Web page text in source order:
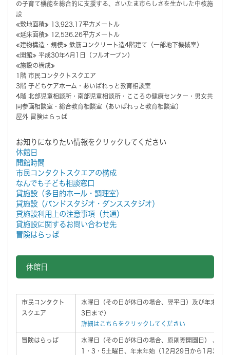
の子育て機能を総合的に支援する、さいたま市らしさを生かした中核施
設
≪敷地面積≫ 13,923.17平方メートル
≪延床面積≫ 12,536.26平方メートル
≪建物構造・規模≫ 鉄筋コンクリート造4階建て（一部地下機械室）
≪開館≫ 平成30年4月1日（フルオープン）
≪施設の構成≫
1階 市民コンタクトスクエア
3階 子どもケアホーム・あいぱれっと教育相談室
4階 北部児童相談所・南部児童相談所・こころの健康センター・男女共
同参画相談室・総合教育相談室（あいぱれっと教育相談室）
屋外 冒険はらっぱ
お知りになりたい情報をクリックしてください
休館日
開館時間
市民コンタクトスクエアの構成
なんでも子ども相談窓口
貸施設（多目的ホール・調理室）
貸施設（バンドスタジオ・ダンススタジオ）
貸施設利用上の注意事項（共通）
貸施設に関するお問い合わせ先
冒険はらっぱ
休館日
市民コンタクト
スクエア
水曜日（その日が休日の場合、翌平日）及び年末年
3日まで）
詳細はこちらをクリックしてください
冒険はらっぱ
水曜日（その日が休日の場合、原則翌開園日） 、木
1・3・5土曜日、年末年始（12月29日から1月3日ま